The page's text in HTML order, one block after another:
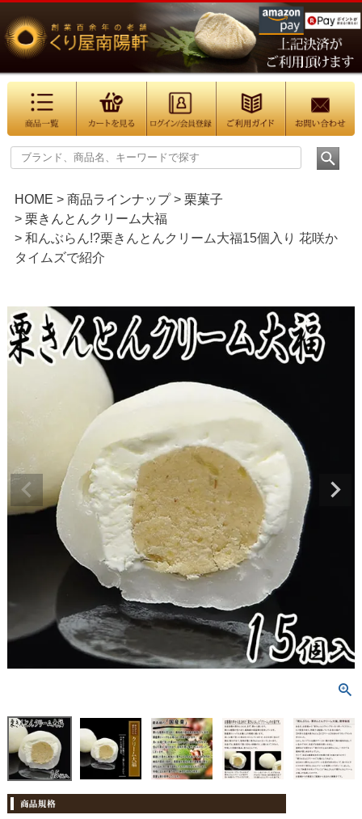
HOME 商品ラインナップ
栗菓子
栗きんとんクリーム大福
和んぶらん!?栗きんとんクリーム大福15個入り 花咲か
タイムズで紹介